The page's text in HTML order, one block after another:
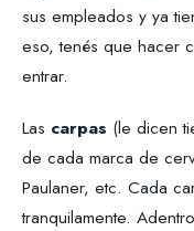
sus empleados y ya
eso, tenés que hacer
entrar.
Las carpas (le dicen
de cada marca de
Paulaner, etc. Cada
tranquilamente.